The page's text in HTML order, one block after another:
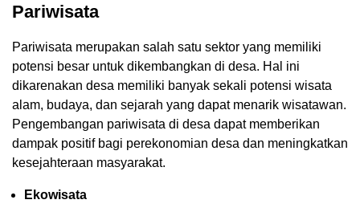
Pariwisata
Pariwisata merupakan salah satu sektor yang memiliki
potensi besar untuk dikembangkan di desa. Hal ini
dikarenakan desa memiliki banyak sekali potensi wisata
alam, budaya, dan sejarah yang dapat menarik wisatawan.
Pengembangan pariwisata di desa dapat memberikan
dampak positif bagi perekonomian desa dan meningkatkan
kesejahteraan masyarakat.
Ekowisata